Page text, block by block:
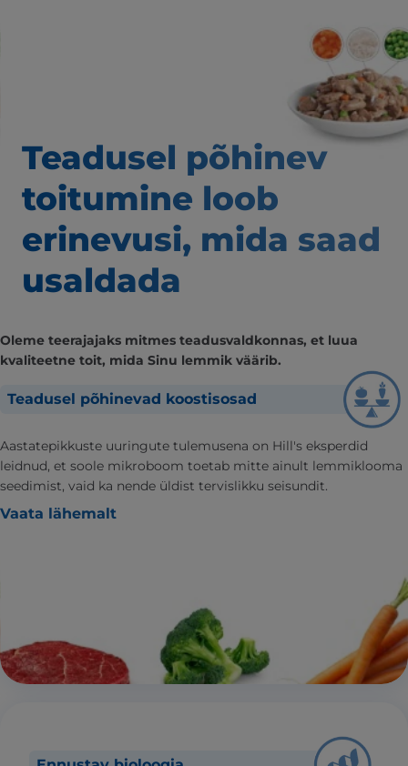
Teadusel põhinev
toitumine loob
erinevusi, mida saad
usaldada
Oleme teerajajaks mitmes teadusvaldkonnas, et luua
kvaliteetne toit, mida Sinu lemmik väärib.
Teadusel põhinevad koostisosad
Aastatepikkuste uuringute tulemusena on Hill's eksperdid
leidnud, et soole mikroboom toetab mitte ainult lemmiklooma
seedimist, vaid ka nende üldist tervislikku seisundit.
Vaata lähemalt